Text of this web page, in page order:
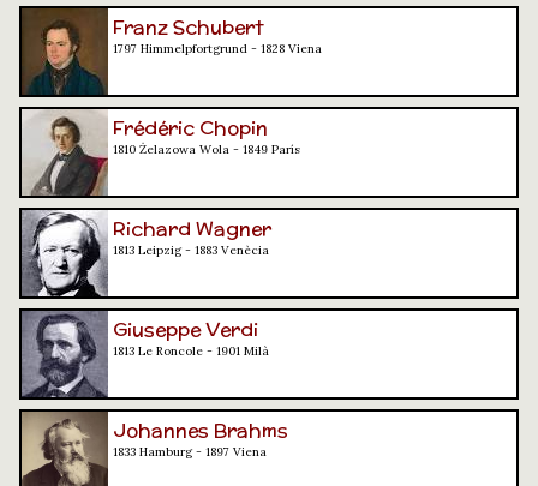
Franz Schubert
1797 Himmelpfortgrund - 1828 Viena
Frédéric Chopin
1810 Żelazowa Wola - 1849 París
Richard Wagner
1813 Leipzig - 1883 Venècia
Giuseppe Verdi
1813 Le Roncole - 1901 Milà
Johannes Brahms
1833 Hamburg - 1897 Viena